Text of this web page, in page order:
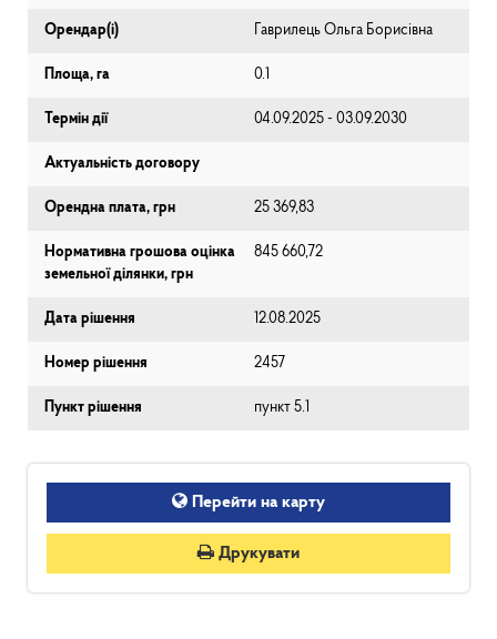
Орендар(і) Гаврилець Ольга Борисівна
Площа, га 0.1
Термін дії 04.09.2025 - 03.09.2030
Актуальність договору
Орендна плата, грн 25 369,83
Нормативна грошова оцінка
земельної ділянки, грн
845 660,72
Дата рішення 12.08.2025
Номер рішення 2457
Пункт рішення пункт 5.1
Перейти на карту
Друкувати